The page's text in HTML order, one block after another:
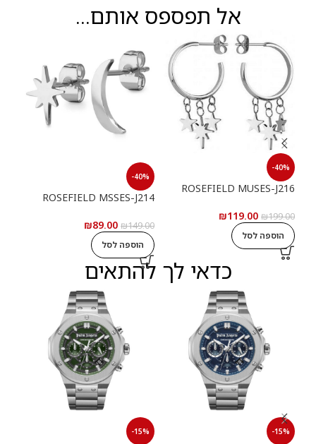
אל תפספס אותם...
-40%
ROSEFIELD MUSES-J216
₪199.00
₪119.00
הוספה לסל
-40%
ROSEFIELD MSSES-J214
₪149.00
₪89.00
הוספה לסל
כדאי לך להתאים
-15%
-15%